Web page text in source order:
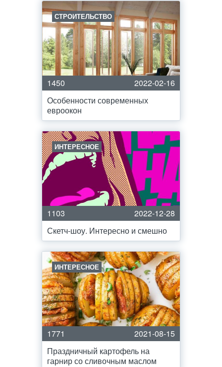
СТРОИТЕЛЬСТВО
1450
2022-02-16
Особенности современных
евроокон
ИНТЕРЕСНОЕ
1103
2022-12-28
Скетч-шоу. Интересно и смешно
ИНТЕРЕСНОЕ
1771
2021-08-15
Праздничный картофель на
гарнир со сливочным маслом